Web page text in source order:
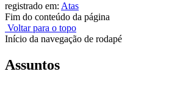
registrado em: Atas
Fim do conteúdo da página
Voltar para o topo
Início da navegação de rodapé
Assuntos